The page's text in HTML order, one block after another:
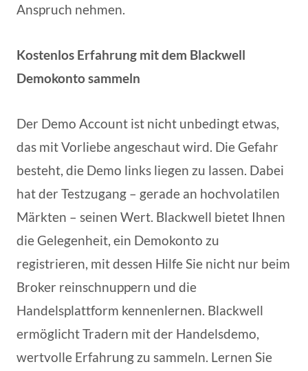
Anspruch nehmen.
Kostenlos Erfahrung mit dem Blackwell
Demokonto sammeln
Der Demo Account ist nicht unbedingt etwas,
das mit Vorliebe angeschaut wird. Die Gefahr
besteht, die Demo links liegen zu lassen. Dabei
hat der Testzugang – gerade an hochvolatilen
Märkten – seinen Wert. Blackwell bietet Ihnen
die Gelegenheit, ein Demokonto zu
registrieren, mit dessen Hilfe Sie nicht nur beim
Broker reinschnuppern und die
Handelsplattform kennenlernen. Blackwell
ermöglicht Tradern mit der Handelsdemo,
wertvolle Erfahrung zu sammeln. Lernen Sie